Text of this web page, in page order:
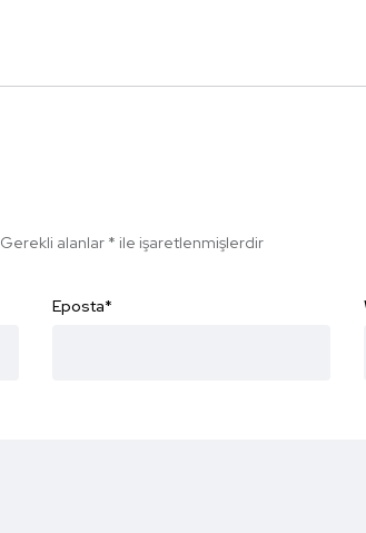
Gerekli alanlar * ile işaretlenmişlerdir
Eposta*